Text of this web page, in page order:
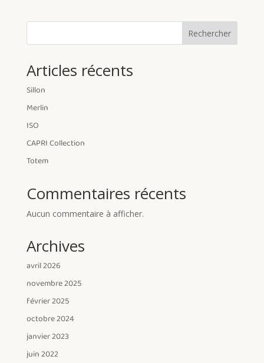
Rechercher
Articles récents
Sillon
Merlin
ISO
CAPRI Collection
Totem
Commentaires récents
Aucun commentaire à afficher.
Archives
avril 2026
novembre 2025
février 2025
octobre 2024
janvier 2023
juin 2022